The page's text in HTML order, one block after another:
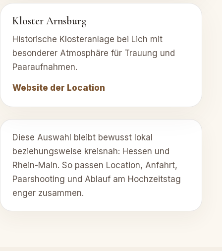
Kloster Arnsburg
Historische Klosteranlage bei Lich mit
besonderer Atmosphäre für Trauung und
Paaraufnahmen.
Website der Location
Diese Auswahl bleibt bewusst lokal
beziehungsweise kreisnah: Hessen und
Rhein-Main. So passen Location, Anfahrt,
Paarshooting und Ablauf am Hochzeitstag
enger zusammen.